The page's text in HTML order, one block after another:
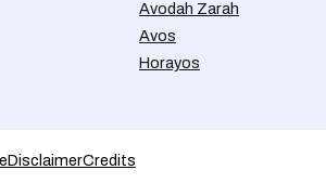
Avodah Zarah
Avos
Horayos
DisclaimerCredits